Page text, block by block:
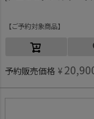
ご予約対象商品
予約販売価格 ¥